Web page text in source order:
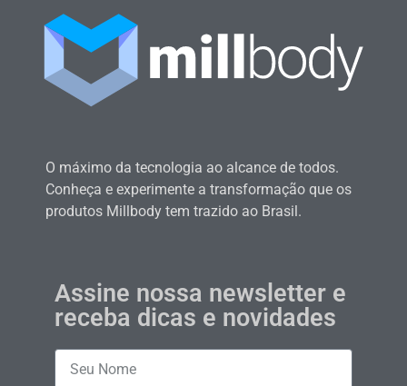
O máximo da tecnologia ao alcance de todos.
Conheça e experimente a transformação que os
produtos Millbody tem trazido ao Brasil.
Assine nossa newsletter e
receba dicas e novidades